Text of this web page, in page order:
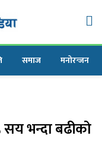
समाज मनोरन्जन
भन्दा बढीको